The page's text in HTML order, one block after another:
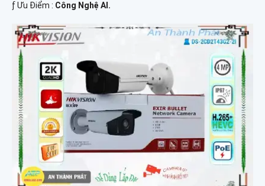
️ƒ Ưu Điểm : Công Nghệ AI.